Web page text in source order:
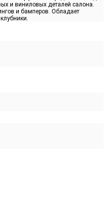
и виниловых деталей салона.
и бамперов. Обладает